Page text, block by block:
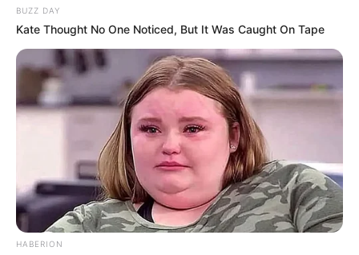
BUZZ DAY
Kate Thought No One Noticed, But It Was Caught On Tape
HABERION